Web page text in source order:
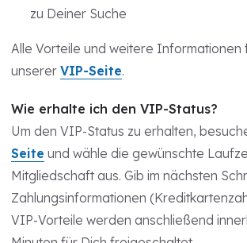
zu Deiner Suche
Alle Vorteile und weitere Informationen
unserer VIP-Seite.
Wie erhalte ich den VIP-Status?
Um den VIP-Status zu erhalten,
Seite und wähle die gewünschte
Mitgliedschaft aus. Gib im nächsten
Zahlungsinformationen
VIP-Vorteile werden anschließend